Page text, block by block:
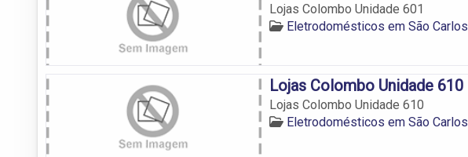
Lojas Colombo Unidade 601
Eletrodomésticos em São Carlos
Lojas Colombo Unidade 610
Lojas Colombo Unidade 610
Eletrodomésticos em São Carlos